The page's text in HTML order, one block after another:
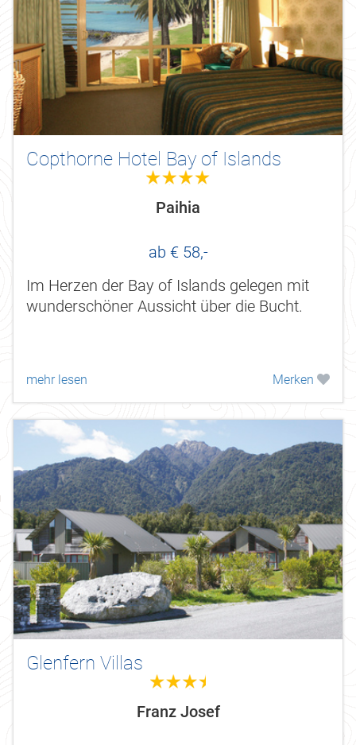
Copthorne Hotel Bay of Islands
4.0
Paihia
ab € 58,-
Im Herzen der Bay of Islands gelegen mit
wunderschöner Aussicht über die Bucht.
mehr lesen Merken
Glenfern Villas
3.5
Franz Josef